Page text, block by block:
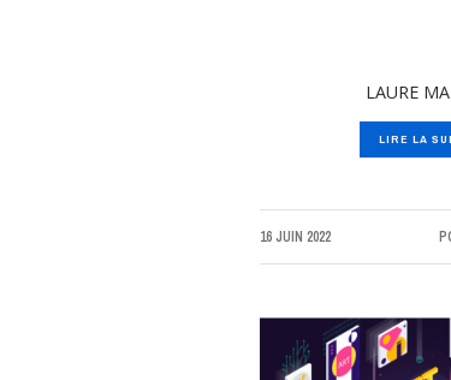
LAURE
LIRE LA
16 JUIN 2022